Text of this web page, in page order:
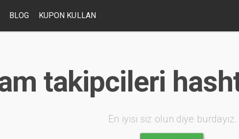
BLOG KUPON KULLAN
takipcileri
En iyisi siz olun diye burdayız.